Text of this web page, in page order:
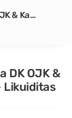
DK OJK &
Likuiditas
& Ka